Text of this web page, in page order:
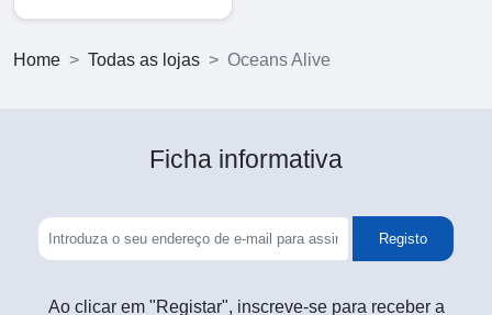
Home Todas as lojas Oceans Alive
Ficha informativa
Registo
Ao clicar em "Registar", inscreve-se para receber a